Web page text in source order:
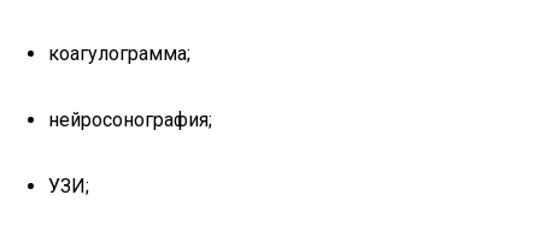
коагулограмма;
нейросонография;
УЗИ;